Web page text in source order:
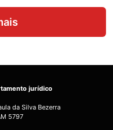
jurídico
da Silva Bezerra
5797